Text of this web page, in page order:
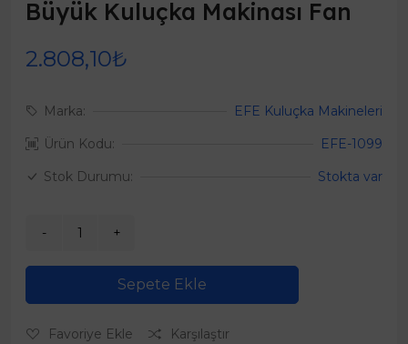
Büyük Kuluçka Makinası Fan
2.808,10₺
Marka:
EFE Kuluçka Makineleri
Ürün Kodu:
EFE-1099
Stok Durumu:
Stokta var
Sepete Ekle
Favoriye Ekle Karşılaştır